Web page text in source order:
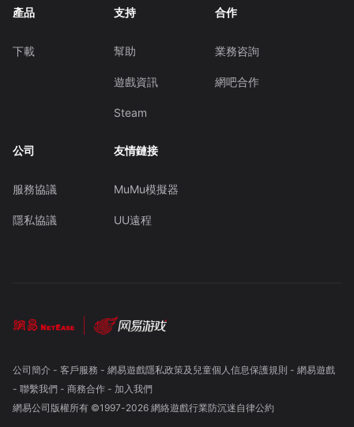
產品
下載
支持
幫助
遊戲資訊
Steam
合作
業務咨詢
網吧合作
公司
服務協議
隱私協議
友情鏈接
MuMu模擬器
UU遠程
公司簡介- 客戶服務 - 網易遊戲隱私政策及兒童個人信息保護規則 - 網易遊戲
- 聯繫我們- 商務合作- 加入我們
網易公司版權所有 ©1997-2026 網絡遊戲行業防沉迷自律公約